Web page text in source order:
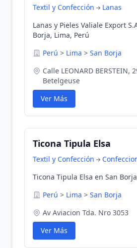
Textil y Confección
Lanas
Lanas y Pieles Valiale Export
Borja, Lima, Perú
Perú > Lima > San Borja
Calle LEONARD BERSTEIN,
Betelgeuse
Ver Más
Ticona Tipula Elsa
Textil y Confección
Ticona Tipula Elsa en San
Perú > Lima > San Borja
Av Aviacion Tda. Nro 3053
Ver Más